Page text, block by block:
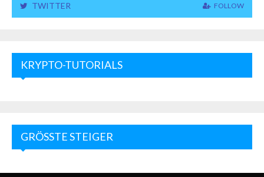
TWITTER FOLLOW
KRYPTO-TUTORIALS
GRÖSSTE STEIGER